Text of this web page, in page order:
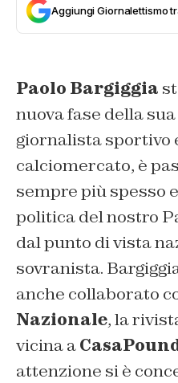
Aggiungi Giornalettismo
Paolo Bargiggia
nuova fase della
giornalista sportivo
calciomercato, è
sempre più spesso
politica del nostro
dal punto di vista
sovranista.
anche collaborato
Nazionale, la
vicina a
attenzione si è